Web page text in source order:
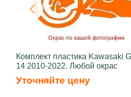
Комплект пластика Kawasaki
14 2010-2022. Любой окрас
Уточняйте цену